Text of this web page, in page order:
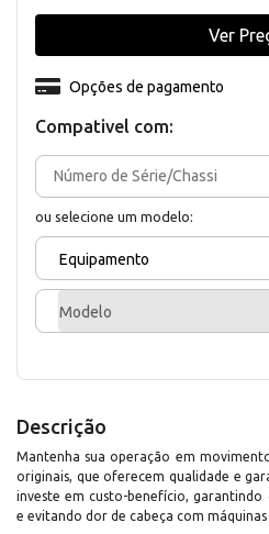
Compativel com:
ou selecione um modelo:
Equipamento
Modelo
Opções de pagamento
Ver
Descrição
Mantenha sua operação em
originais, que oferecem qualidade e
investe em custo-benefício,
e evitando dor de cabeça com máquinas